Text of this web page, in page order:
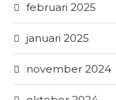
februari 2025
januari 2025
november 2024